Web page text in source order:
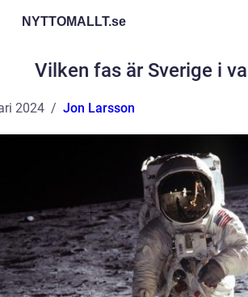
NYTTOMALLT.se
Vilken fas är Sverige i
2024 Jon Larsson